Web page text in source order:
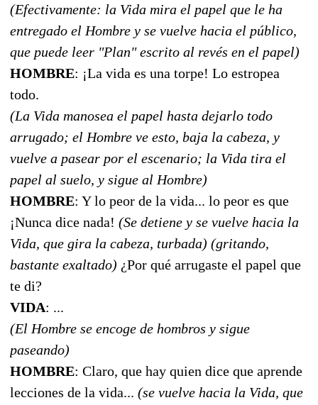
(Efectivamente: la Vida mira el papel que le ha
entregado el Hombre y se vuelve hacia el público,
que puede leer "Plan" escrito al revés en el papel)
HOMBRE: ¡La vida es una torpe! Lo estropea
todo.
(La Vida manosea el papel hasta dejarlo todo
arrugado; el Hombre ve esto, baja la cabeza, y
vuelve a pasear por el escenario; la Vida tira el
papel al suelo, y sigue al Hombre)
HOMBRE: Y lo peor de la vida... lo peor es que
¡Nunca dice nada! (Se detiene y se vuelve hacia la
Vida, que gira la cabeza, turbada) (gritando,
bastante exaltado) ¿Por qué arrugaste el papel que
te di?
VIDA: ...
(El Hombre se encoge de hombros y sigue
paseando)
HOMBRE: Claro, que hay quien dice que aprende
lecciones de la vida... (se vuelve hacia la Vida, que